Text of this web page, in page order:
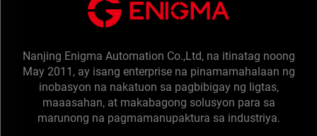
Nanjing Enigma Automation Co.,Ltd, na itinatag noong
May 2011, ay isang enterprise na pinamamahalaan ng
inobasyon na nakatuon sa pagbibigay ng ligtas,
maaasahan, at makabagong solusyon para sa
marunong na pagmamanupaktura sa industriya.